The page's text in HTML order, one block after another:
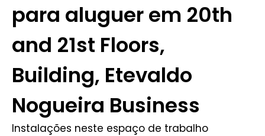
para aluguer em 20th
and 21st Floors,
Building, Etevaldo
Nogueira Business
Instalações neste espaço de trabalho